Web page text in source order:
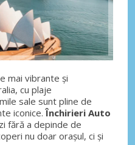
mai vibrante și
cu plaje
sale sunt pline de
iconice.Închirieri Auto
fără a depinde de
nu doar orașul, ci și